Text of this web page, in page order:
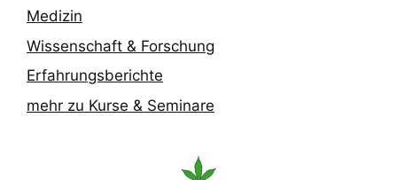
Medizin
Wissenschaft & Forschung
Erfahrungsberichte
mehr zu Kurse & Seminare